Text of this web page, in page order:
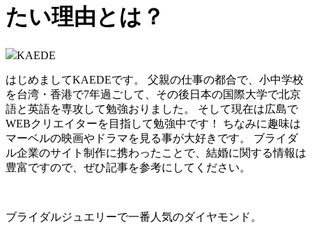
たい理由とは？
KAEDE
はじめましてKAEDEです。 父親の仕事の都合で、小中学校
を台湾・香港で7年過ごして、その後日本の国際大学で北京
語と英語を専攻して勉強おりました。 そして現在は広島で
WEBクリエイターを目指して勉強中です！ ちなみに趣味は
マーベルの映画やドラマを見る事が大好きです。 ブライダ
ル企業のサイト制作に携わったことで、結婚に関する情報は
豊富ですので、ぜひ記事を参考にしてください。
ブライダルジュエリーで一番人気のダイヤモンド。